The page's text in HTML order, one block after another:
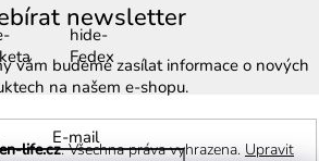
newsletter
vám budeme zasílat informace o nových
na našem e-shopu.
E-mail
hide-
Fedex
life.cz. Všechna práva vyhrazena. Upravit